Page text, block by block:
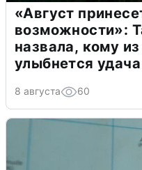
«Август
возможности»:
назвала, кому
улыбнется удача
8 августа 60